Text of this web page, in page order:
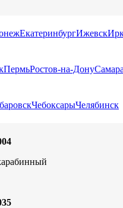
ЕкатеринбургИжевск
ПермьРостов-на-Дону
ЧебоксарыЧелябинск